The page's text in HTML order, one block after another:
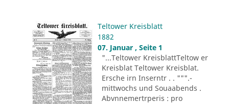
Teltower Kreisblatt
1882
07. Januar , Seite 1
"...Teltower KreisblattTeltow er
Kreisblat Teltower Kreisblat.
Ersche irn Inserntr . . """.-
mittwochs und Souaabends .
Abvnnemertrperis : pro